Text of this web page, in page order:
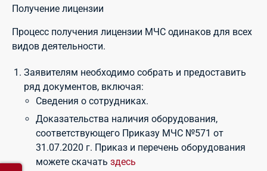
Получение лицензии
Процесс получения лицензии МЧС одинаков для всех
видов деятельности.
Заявителям необходимо собрать и предоставить
ряд документов, включая:
Сведения о сотрудниках.
Доказательства наличия оборудования,
соответствующего Приказу МЧС №571 от
31.07.2020 г. Приказ и перечень оборудования
можете скачать здесь